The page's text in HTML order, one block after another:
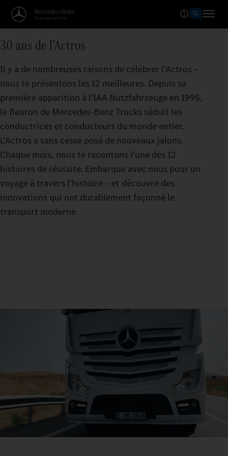
30 ans de l’Actros
Il y a de nombreuses raisons de célébrer l'Actros –
nous te présentons les 12 meilleures. Depuis sa
première apparition à l'IAA Nutzfahrzeuge en 1996,
le fleuron de Mercedes‑Benz Trucks séduit les
conductrices et conducteurs du monde entier.
L'Actros a sans cesse posé de nouveaux jalons.
Chaque mois, nous te racontons l'une des 12
histoires de réussite. Embarque avec nous pour un
voyage à travers l'histoire – et découvre des
innovations qui ont durablement façonné le
transport moderne.